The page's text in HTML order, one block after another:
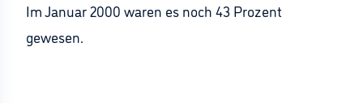
Im Januar 2000 waren es noch 43 Prozent
gewesen.